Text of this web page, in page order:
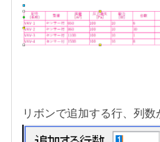
リボンで追加する行、列数